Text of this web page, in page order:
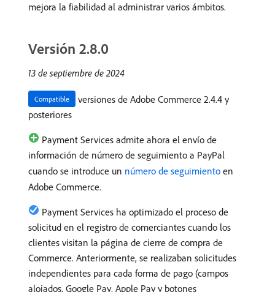
mejora la fiabilidad al administrar varios ámbitos.
Versión 2.8.0
13 de septiembre de 2024
Compatible
versiones de Adobe Commerce 2.4.4 y
posteriores
Payment Services admite ahora el envío de
información de número de seguimiento a PayPal
cuando se introduce un número de seguimiento en
Adobe Commerce.
Payment Services ha optimizado el proceso de
solicitud en el registro de comerciantes cuando los
clientes visitan la página de cierre de compra de
Commerce. Anteriormente, se realizaban solicitudes
independientes para cada forma de pago (campos
alojados, Google Pay, Apple Pay y botones